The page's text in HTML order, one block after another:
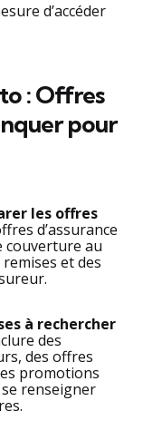
d’accéder
: Offres
pour
les offres
d’assurance
couverture au
et des
à rechercher
des
des offres
promotions
renseigner